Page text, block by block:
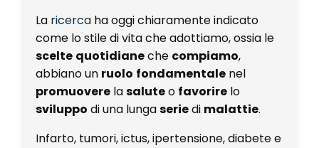
La ricerca ha oggi chiaramente indicato
come lo stile di vita che adottiamo, ossia le
scelte quotidianeche compiamo,
abbiano un ruolo fondamentale nel
promuovere lasaluteo favorire lo
sviluppo di una lungaseriedi malattie.
Infarto, tumori, ictus, ipertensione, diabete e